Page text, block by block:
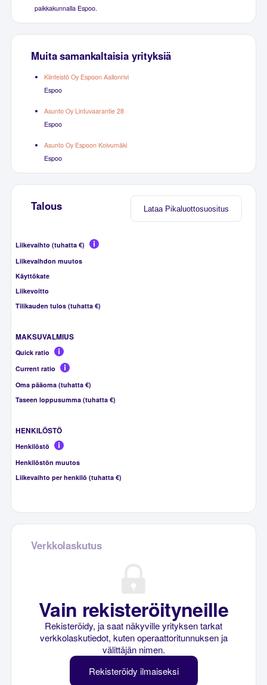
paikkakunnalla Espoo.
Muita samankaltaisia yrityksiä
Kiinteistö Oy Espoon Aallonrivi
Espoo
Asunto Oy Lintuvaarantie 28
Espoo
Asunto Oy Espoon Koivumäki
Espoo
Lataa Pikaluottosuositus
Talous
Liikevaihto (tuhatta €)
Liikevaihdon muutos
Käyttökate
Liikevoitto
Tilikauden tulos (tuhatta €)
MAKSUVALMIUS
Quick ratio
Current ratio
Oma pääoma (tuhatta €)
Taseen loppusumma (tuhatta €)
HENKILÖSTÖ
Henkilöstö
Henkilöstön muutos
Liikevaihto per henkilö (tuhatta €)
Verkkolaskutus
Vain rekisteröityneille
Rekisteröidy, ja saat näkyville yrityksen tarkat
verkkolaskutiedot, kuten operaattoritunnuksen ja
välittäjän nimen.
Rekisteröidy ilmaiseksi